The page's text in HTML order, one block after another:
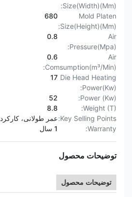
Size(Width)(Mm):
Mold Platen
Size(Height)(Mm):
Pressure(Mpa):
Comsumption(m³/Min):
Die Head Heating
Power(Kw):
17
Power (Kw):
Weight (T):
Key Selling Points: عمر طولانی، کارکرد آسان
Warranty:
توضیحات محصول
توضیحات محصول